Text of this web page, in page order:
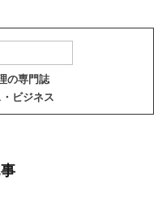
の専門誌
ビジネス